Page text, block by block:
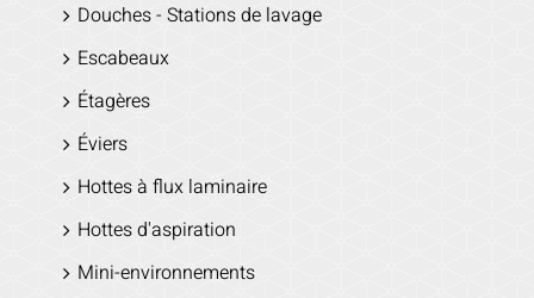
Douches - Stations de lavage
Escabeaux
Étagères
Éviers
Hottes à flux laminaire
Hottes d'aspiration
Mini-environnements